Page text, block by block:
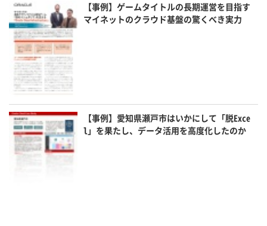
【事例】ゲームタイトルの長期運営を目指す
マイネットのクラウド基盤の驚くべき実力
【事例】愛知県瀬戸市はいかにして「脱Exce
l」を果たし、データ活用を高度化したのか